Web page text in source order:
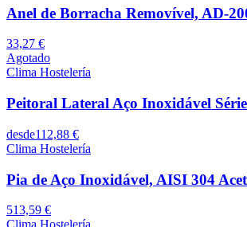
Anel de Borracha Removível, AD-
33,27 €
Agotado
Clima Hostelería
Peitoral Lateral Aço Inoxidável
desde112,88 €
Clima Hostelería
Pia de Aço Inoxidável, AISI 304
513,59 €